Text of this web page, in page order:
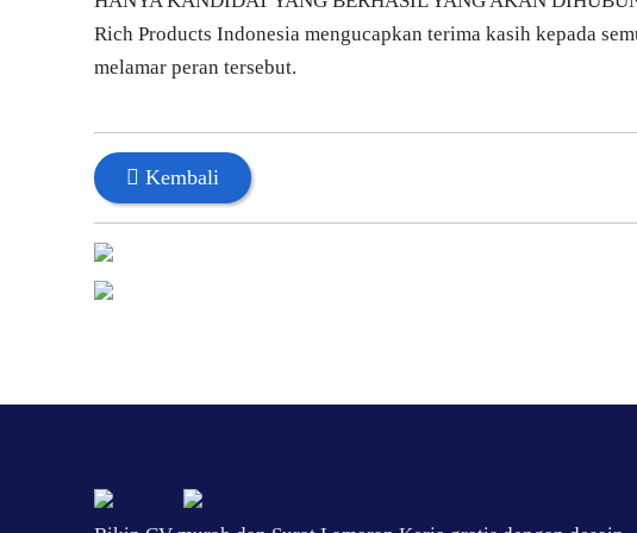
Rich Products Indonesia mengucapkan terima kasih kepada
melamar peran tersebut.
Kembali